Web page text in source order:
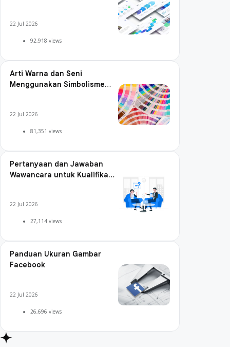
22 Jul 2026
92,918 views
Arti Warna dan Seni
Menggunakan Simbolisme
22 Jul 2026
81,351 views
Pertanyaan dan Jawaban
Wawancara untuk Kualifikasi
22 Jul 2026
27,114 views
Panduan Ukuran Gambar
Facebook
22 Jul 2026
26,696 views